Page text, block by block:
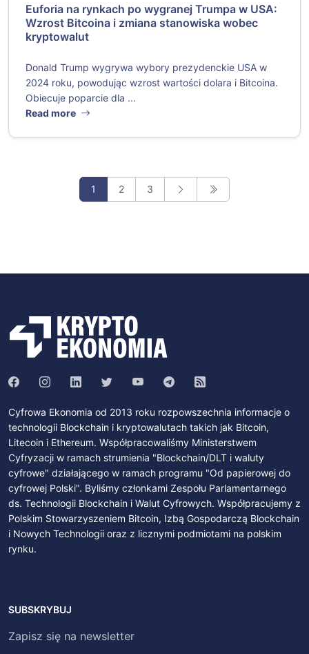
Euforia na rynkach po wygranej Trumpa w USA:
Wzrost Bitcoina i zmiana stanowiska wobec
kryptowalut
Donald Trump wygrywa wybory prezydenckie USA w
2024 roku, powodując wzrost wartości dolara i Bitcoina.
Obiecuje poparcie dla ...
Read more
1 2 3
Cyfrowa Ekonomia od 2013 roku rozpowszechnia informacje o
technologii Blockchain i kryptowalutach takich jak Bitcoin,
Litecoin i Ethereum. Współpracowaliśmy Ministerstwem
Cyfryzacji w ramach strumienia "Blockchain/DLT i waluty
cyfrowe" działającego w ramach programu "Od papierowej do
cyfrowej Polski". Byliśmy członkami Zespołu Parlamentarnego
ds. Technologii Blockchain i Walut Cyfrowych. Współpracujemy z
Polskim Stowarzyszeniem Bitcoin, Izbą Gospodarczą Blockchain
i Nowych Technologii oraz z licznymi podmiotami na polskim
rynku.
SUBSKRYBUJ
Zapisz się na newsletter